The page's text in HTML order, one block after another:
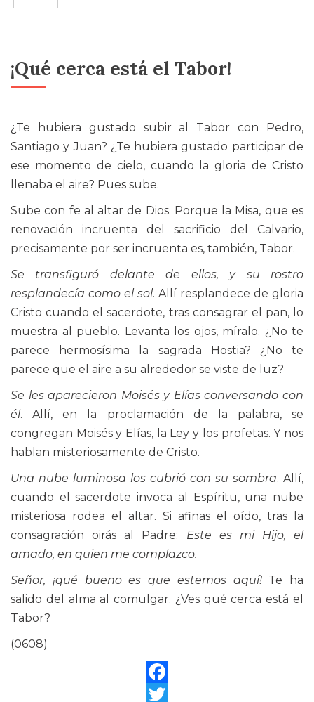
¡Qué cerca está el Tabor!
¿Te hubiera gustado subir al Tabor con Pedro,
Santiago y Juan? ¿Te hubiera gustado participar de
ese momento de cielo, cuando la gloria de Cristo
llenaba el aire? Pues sube.
Sube con fe al altar de Dios. Porque la Misa, que es
renovación incruenta del sacrificio del Calvario,
precisamente por ser incruenta es, también, Tabor.
Se transfiguró delante de ellos, y su rostro
resplandecía como el sol. Allí resplandece de gloria
Cristo cuando el sacerdote, tras consagrar el pan, lo
muestra al pueblo. Levanta los ojos, míralo. ¿No te
parece hermosísima la sagrada Hostia? ¿No te
parece que el aire a su alrededor se viste de luz?
Se les aparecieron Moisés y Elías conversando con
él. Allí, en la proclamación de la palabra, se
congregan Moisés y Elías, la Ley y los profetas. Y nos
hablan misteriosamente de Cristo.
Una nube luminosa los cubrió con su sombra. Allí,
cuando el sacerdote invoca al Espíritu, una nube
misteriosa rodea el altar. Si afinas el oído, tras la
consagración oirás al Padre: Este es mi Hijo, el
amado, en quien me complazco.
Señor, ¡qué bueno es que estemos aquí!Te ha
salido del alma al comulgar. ¿Ves qué cerca está el
Tabor?
(0608)
Facebook